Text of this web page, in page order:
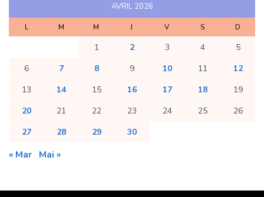
AVRIL 2026
L M M J V S D
1 2 3 4
5
6
7 8 9 10 11
12
13
14 15 16 17 18
19
20
21 22 23 24 25
26
27
28 29 30
« Mar Mai »